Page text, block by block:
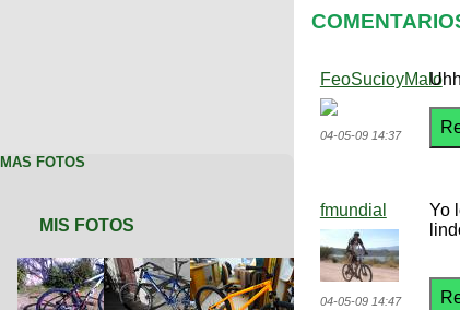
MAS FOTOS
MIS FOTOS
FeoSucioyMalo
04-05-09 14:37
fmundial
04-05-09 14:47
Yo